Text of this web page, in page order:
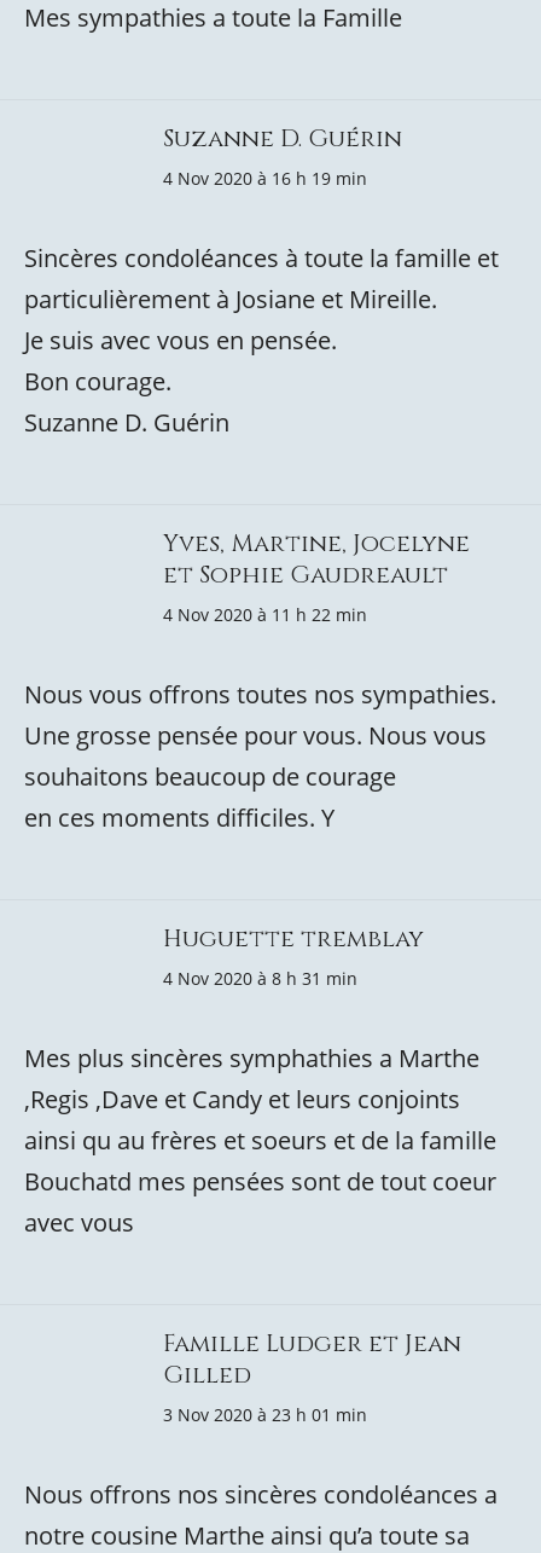
Mes sympathies a toute la Famille
Suzanne D. Guérin
4 Nov 2020 à 16 h 19 min
Sincères condoléances à toute la famille et
particulièrement à Josiane et Mireille.
Je suis avec vous en pensée.
Bon courage.
Suzanne D. Guérin
Yves, Martine, Jocelyne
et Sophie Gaudreault
4 Nov 2020 à 11 h 22 min
Nous vous offrons toutes nos sympathies.
Une grosse pensée pour vous. Nous vous
souhaitons beaucoup de courage
en ces moments difficiles. Y
Huguette tremblay
4 Nov 2020 à 8 h 31 min
Mes plus sincères symphathies a Marthe
,Regis ,Dave et Candy et leurs conjoints
ainsi qu au frères et soeurs et de la famille
Bouchatd mes pensées sont de tout coeur
avec vous
Famille Ludger et Jean
Gilled
3 Nov 2020 à 23 h 01 min
Nous offrons nos sincères condoléances a
notre cousine Marthe ainsi qu’a toute sa